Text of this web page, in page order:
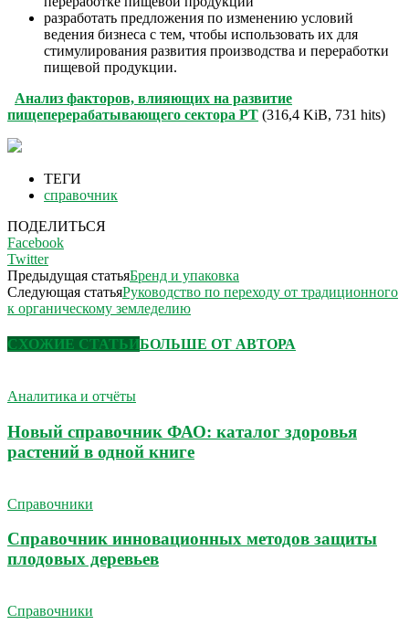
разработать предложения по изменению условий
ведения бизнеса с тем, чтобы использовать их для
стимулирования развития производства и переработки
пищевой продукции.
Анализ факторов, влияющих на развитие
пищеперерабатывающего сектора РТ (316,4 KiB, 731 hits)
ТЕГИ
справочник
ПОДЕЛИТЬСЯ
Facebook
Twitter
Предыдущая статьяБренд и упаковка
Следующая статьяРуководство по переходу от традиционного
к органическому земледелию
СХОЖИЕ СТАТЬИБОЛЬШЕ ОТ АВТОРА
Аналитика и отчёты
Новый справочник ФАО: каталог здоровья
растений в одной книге
Справочники
Справочник инновационных методов защиты
плодовых деревьев
Справочники